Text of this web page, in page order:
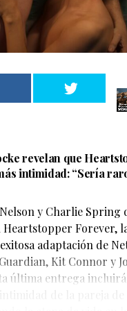
no ocupa gran
dejar una fuerte
un papel clave en la
humana
revelan que
intimidad: “Sería
y Charlie Spring
Forever,
adaptación de
Kit Connor y
última entrega incluirá